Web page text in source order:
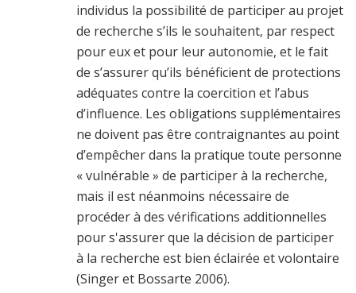
individus la possibilité de participer au projet
de recherche s’ils le souhaitent, par respect
pour eux et pour leur autonomie, et le fait
de s’assurer qu’ils bénéficient de protections
adéquates contre la coercition et l’abus
d’influence. Les obligations supplémentaires
ne doivent pas être contraignantes au point
d’empêcher dans la pratique toute personne
« vulnérable » de participer à la recherche,
mais il est néanmoins nécessaire de
procéder à des vérifications additionnelles
pour s'assurer que la décision de participer
à la recherche est bien éclairée et volontaire
(Singer et Bossarte 2006).